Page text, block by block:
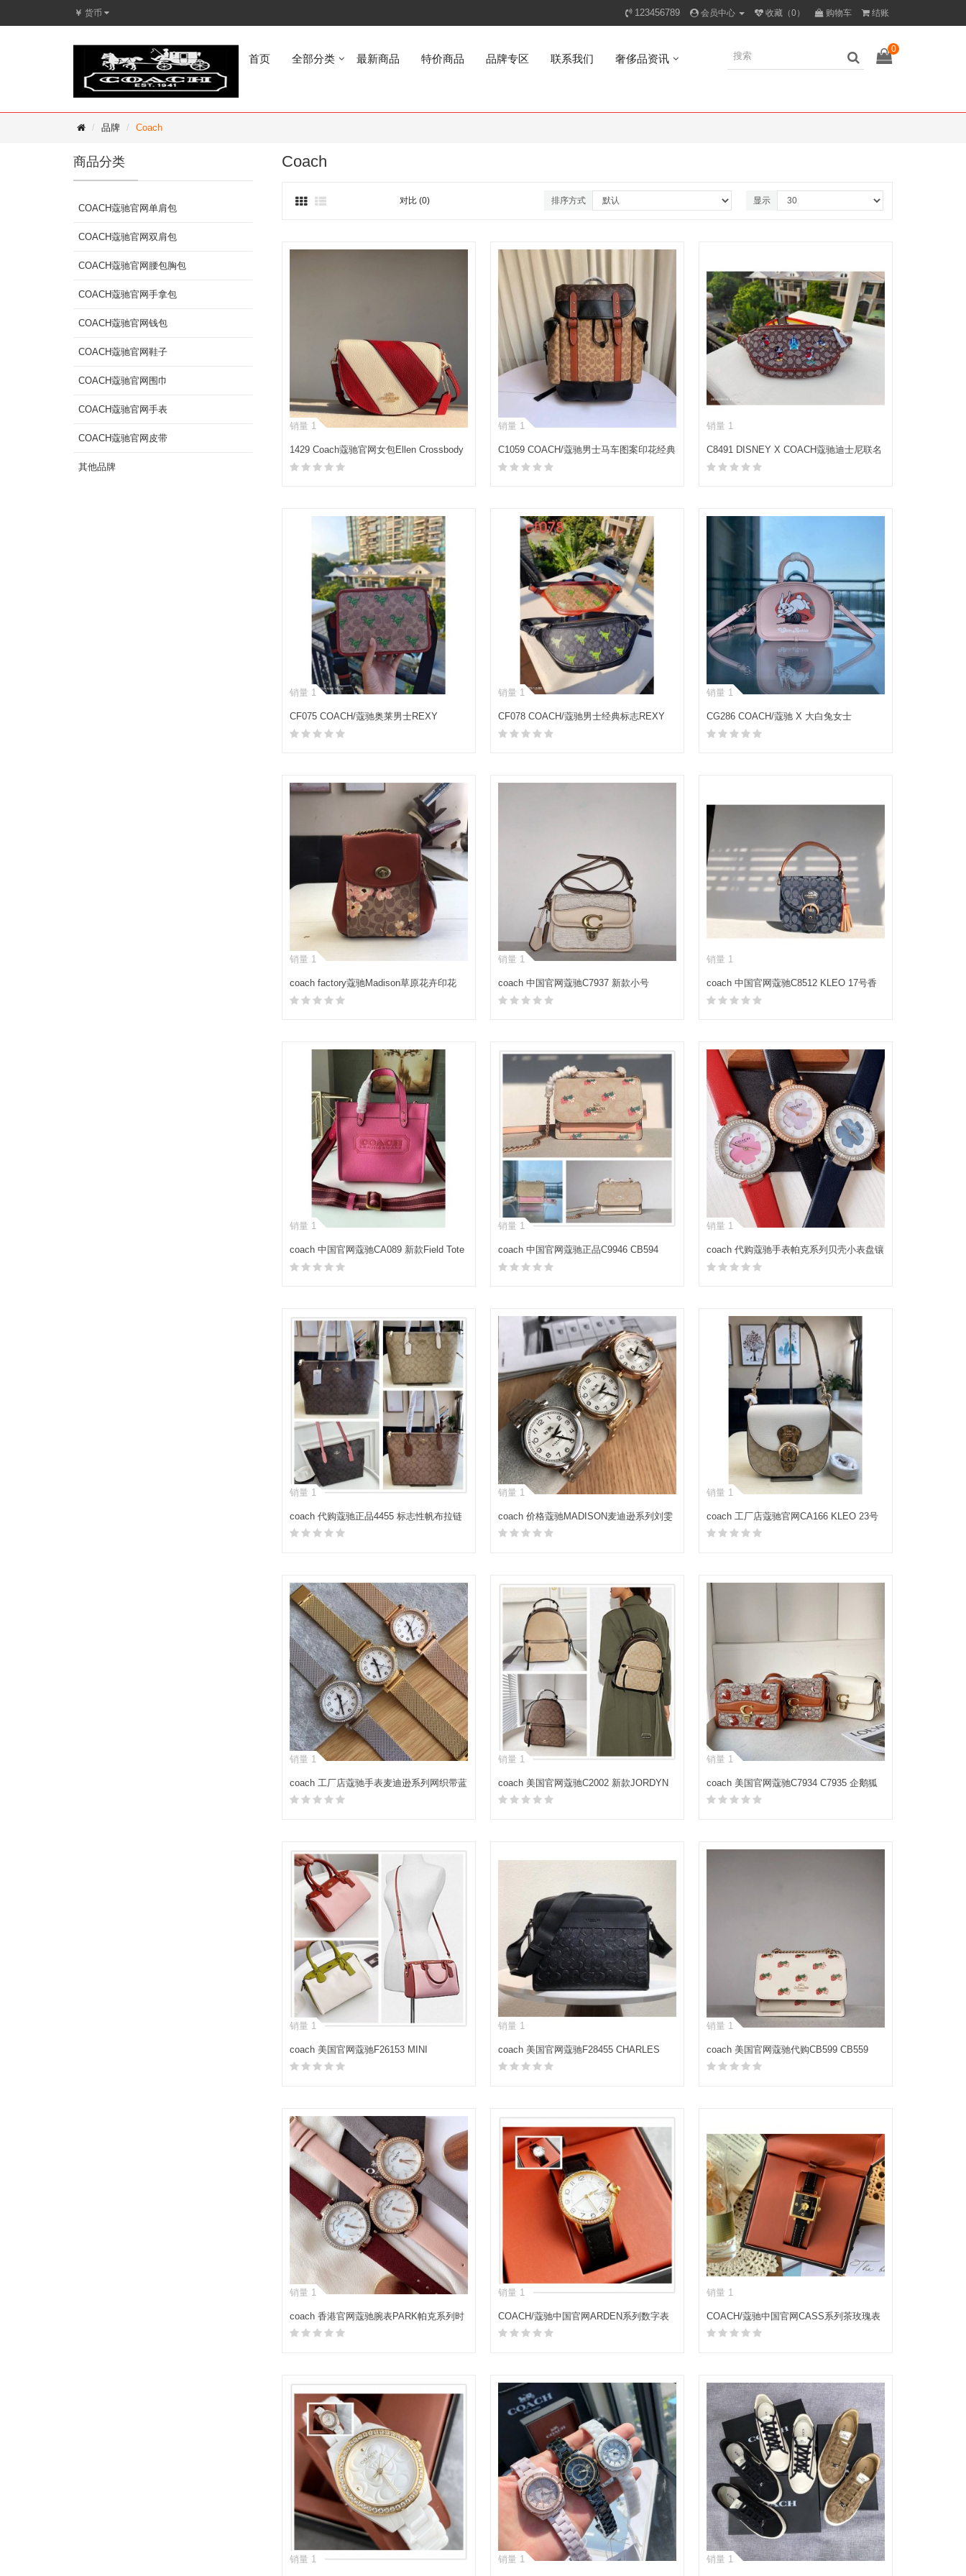
￥ 货币 123456789 会员中心 收藏（0） 购物车 结账
首页 全部分类 最新商品 特价商品 品牌专区 联系我们 奢侈品资讯
0
品牌 Coach
商品分类
COACH蔻驰官网单肩包
COACH蔻驰官网双肩包
COACH蔻驰官网腰包胸包
COACH蔻驰官网手拿包
COACH蔻驰官网钱包
COACH蔻驰官网鞋子
COACH蔻驰官网围巾
COACH蔻驰官网手表
COACH蔻驰官网皮带
其他品牌
Coach
对比 (0) 排序方式 显示
销量 1
1429 Coach蔻驰官网女包Ellen Crossbody
马鞍包
销量 1
C1059 COACH/蔻驰男士马车图案印花经典
标志HITCH双肩包
销量 1
C8491 DISNEY X COACH蔻驰迪士尼联名
LEAGUE腰包
销量 1
CF075 COACH/蔻驰奥莱男士REXY
CHARTER 24号恐龙相机包斜挎包
销量 1
CF078 COACH/蔻驰男士经典标志REXY
LEAGUE恐龙腰包
销量 1
CG286 COACH/蔻驰 X 大白兔女士
LUNCHBOX手袋
销量 1
coach factory蔻驰Madison草原花卉印花
PARKER 16号可变形背包53087
销量 1
coach 中国官网蔻驰C7937 新款小号
STUDIO 19号单肩包
销量 1
coach 中国官网蔻驰C8512 KLEO 17号香
布雷马鞍包
销量 1
coach 中国官网蔻驰CA089 新款Field Tote
22托特包
销量 1
coach 中国官网蔻驰正品C9946 CB594
MINI KLARE草莓迷你风琴包
销量 1
coach 代购蔻驰手表帕克系列贝壳小表盘镶
钻时尚轻奢石英女表腕表
销量 1
coach 代购蔻驰正品4455 标志性帆布拉链
手提包购物袋
销量 1
coach 价格蔻驰MADISON麦迪逊系列刘雯
同款手表腕表145023
销量 1
coach 工厂店蔻驰官网CA166 KLEO 23号
大号马鞍包
销量 1
coach 工厂店蔻驰手表麦迪逊系列网织带蓝
气球经典精钢扣女表石英腕表
销量 1
coach 美国官网蔻驰C2002 新款JORDYN
双肩包书包
销量 1
coach 美国官网蔻驰C7934 C7935 企鹅狐
狸图案STUDIO单肩包
销量 1
coach 美国官网蔻驰F26153 MINI
BENNETT波士顿枕头包
销量 1
coach 美国官网蔻驰F28455 CHARLES
CAMERA BAG相机包斜挎包
销量 1
coach 美国官网蔻驰代购CB599 CB559
KLARE 草莓印花真皮风琴包
销量 1
coach 香港官网蔻驰腕表PARK帕克系列时
尚花卉贝母盘石英手表女表
销量 1
COACH/蔻驰中国官网ARDEN系列数字表
盘皮带手表石英腕表
销量 1
COACH/蔻驰中国官网CASS系列茶玫瑰表
盘网带石英手表女表小方糖小方表
销量 1 销量 1 销量 1